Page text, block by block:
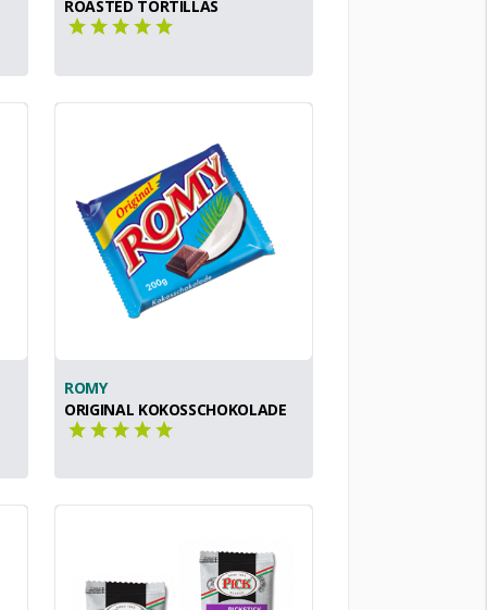
ROASTED TORTILLAS
ROMY
ORIGINAL KOKOSSCHOKOLADE